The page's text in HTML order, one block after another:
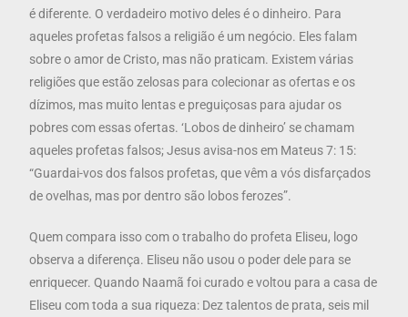
é diferente. O verdadeiro motivo deles é o dinheiro. Para
aqueles profetas falsos a religião é um negócio. Eles falam
sobre o amor de Cristo, mas não praticam. Existem várias
religiões que estão zelosas para colecionar as ofertas e os
dízimos, mas muito lentas e preguiçosas para ajudar os
pobres com essas ofertas. ‘Lobos de dinheiro’ se chamam
aqueles profetas falsos; Jesus avisa-nos em Mateus 7: 15:
“Guardai-vos dos falsos profetas, que vêm a vós disfarçados
de ovelhas, mas por dentro são lobos ferozes”.
Quem compara isso com o trabalho do profeta Eliseu, logo
observa a diferença. Eliseu não usou o poder dele para se
enriquecer. Quando Naamã foi curado e voltou para a casa de
Eliseu com toda a sua riqueza: Dez talentos de prata, seis mil